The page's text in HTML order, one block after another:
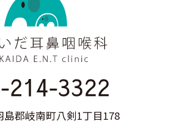
島郡岐南町八剣1丁目178